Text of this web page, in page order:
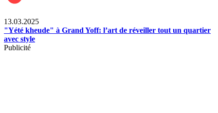
13.03.2025
"Yété kheude" à Grand Yoff: l’art de réveiller tout un quartier
avec style
Publicité